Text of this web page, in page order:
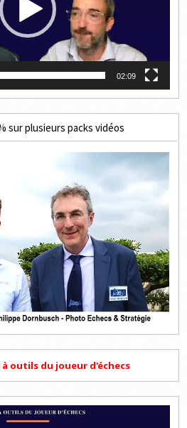
02:09
sur plusieurs packs vidéos
outils du joueur d'échecs